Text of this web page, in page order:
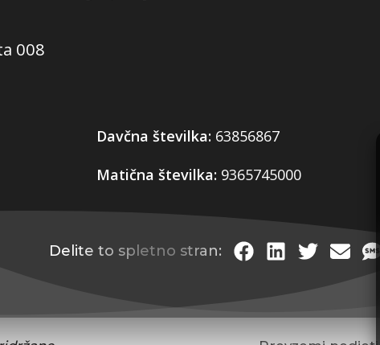
008
Davčna številka: 63856867
Matična številka: 9365745000
Delite to spletno stran: